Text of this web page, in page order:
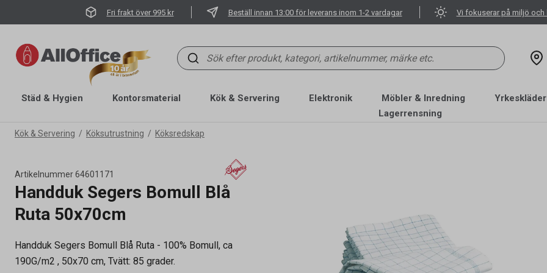
Fri frakt över 995 kr Beställ innan 13:00 för leverans inom 1-2 vardagar Vi fokuserar på miljö och
Städ & Hygien Kontorsmaterial Kök & Servering Elektronik Möbler & Inredning
Lagerrensning
Kök & Servering Köksutrustning Köksredskap
Artikelnummer64601171
Handduk Segers Bomull Blå
Ruta 50x70cm
Handduk Segers Bomull Blå Ruta - 100% Bomull, ca
190G/m2 , 50x70 cm, Tvätt: 85 grader.
Mått (B x H)